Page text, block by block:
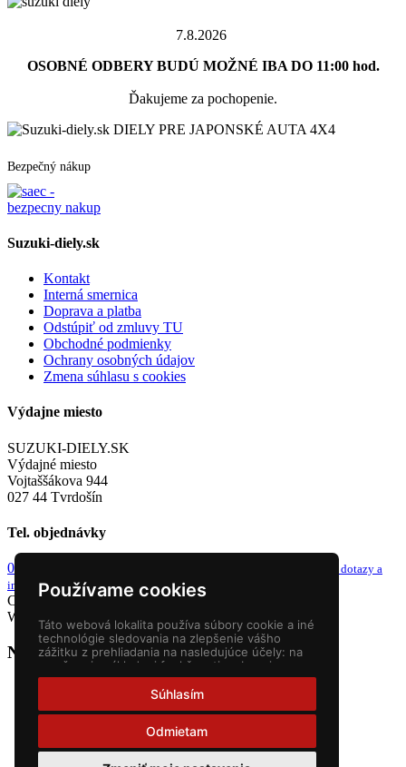
Používame cookies
Táto webová lokalita používa súbory cookie a iné
technológie sledovania na zlepšenie vášho
zážitku z prehliadania na nasledujúce účely: na
umožnenie základnej funkčnosti webovej
stránky,pre lepší zážitok na webe,na meranie
vášho záujmu o naše produkty a služby a na
prispôsobenie marketingových interakcií
zobrazovanie reklám ktoré sú pre vás
Súhlasím
Odmietam
7.8.2026
OSOBNÉ ODBERY BUDÚ MOŽNÉ IBA DO 11:00 hod.
Ďakujeme za pochopenie.
DIELY PRE JAPONSKÉ AUTA 4X4
Bezpečný nákup
Suzuki-diely.sk
Kontakt
Interná smernica
Doprava a platba
Odstúpiť od zmluvy TU
Obchodné podmienky
Ochrany osobných údajov
Zmena súhlasu s cookies
Výdajne miesto
SUZUKI-DIELY.SK
Výdajné miesto
Vojtaššákova 944
027 44 Tvrdošín
Tel. objednávky
0949 243 982
email pre dotazy a
iné
Copyright © 2026 Suzuki diely. Všetky práva vyhradené.
Webstránky
NEONUS s.r.o.
Nákupný košík